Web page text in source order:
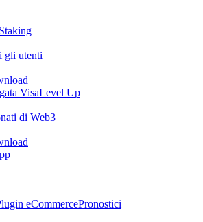
Staking
gli utenti
VisaLevel Up
di Web3
eCommercePronostici